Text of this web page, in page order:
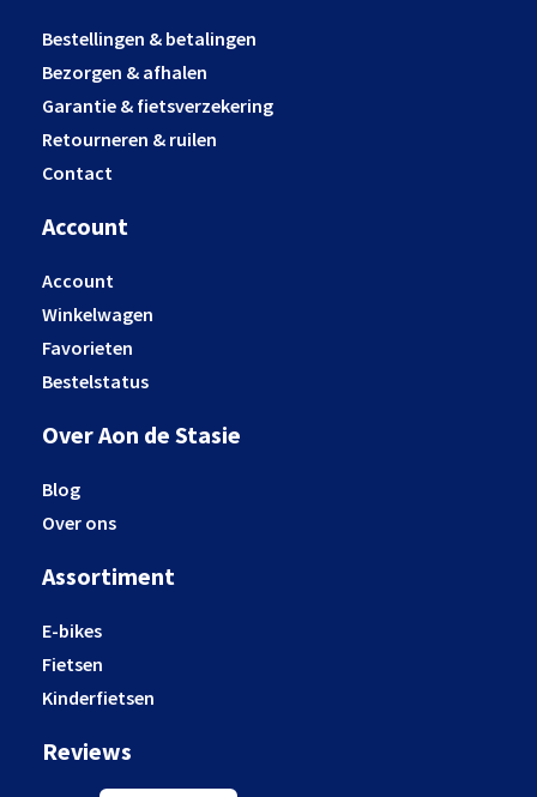
Bestellingen & betalingen
Bezorgen & afhalen
Garantie & fietsverzekering
Retourneren & ruilen
Contact
Account
Account
Winkelwagen
Favorieten
Bestelstatus
Over Aon de Stasie
Blog
Over ons
Assortiment
E-bikes
Fietsen
Kinderfietsen
Reviews